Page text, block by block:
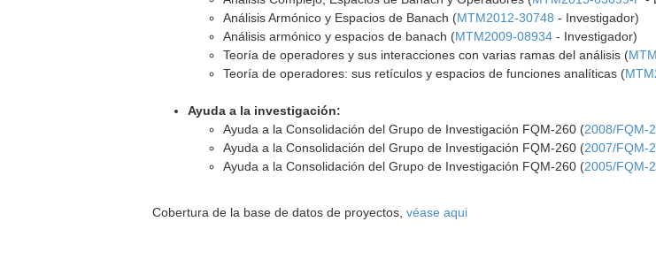
Análisis Armónico y Espacios de Banach (MTM2012-30748 - Investigador)
Análisis armónico y espacios de banach (MTM2009-08934 - Investigador)
Teoría de operadores y sus interacciones con varias ramas del análisis (
Teoría de operadores: sus retículos y espacios de funciones analíticas (
Ayuda a la investigación:
Ayuda a la Consolidación del Grupo de Investigación FQM-260 (2008/FQM-
Ayuda a la Consolidación del Grupo de Investigación FQM-260 (2007/FQM-
Ayuda a la Consolidación del Grupo de Investigación FQM-260 (2005/FQM-
Cobertura de la base de datos de proyectos,véase aqui